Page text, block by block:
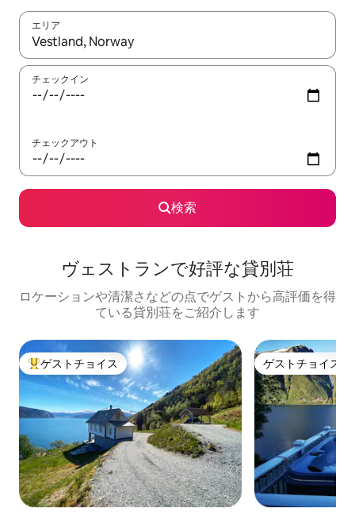
エリア
検索結果が表示されたら、上下の矢印キーを使って移動するか
チェックイン
チェックアウト
検索
ヴェストランで好評な貸別荘
ロケーションや清潔さなどの点でゲストから高評価を得
ている貸別荘をご紹介します
大好評のゲストチョイスです。
ゲストチョイス ゲストチョイス
ゲストチョイス